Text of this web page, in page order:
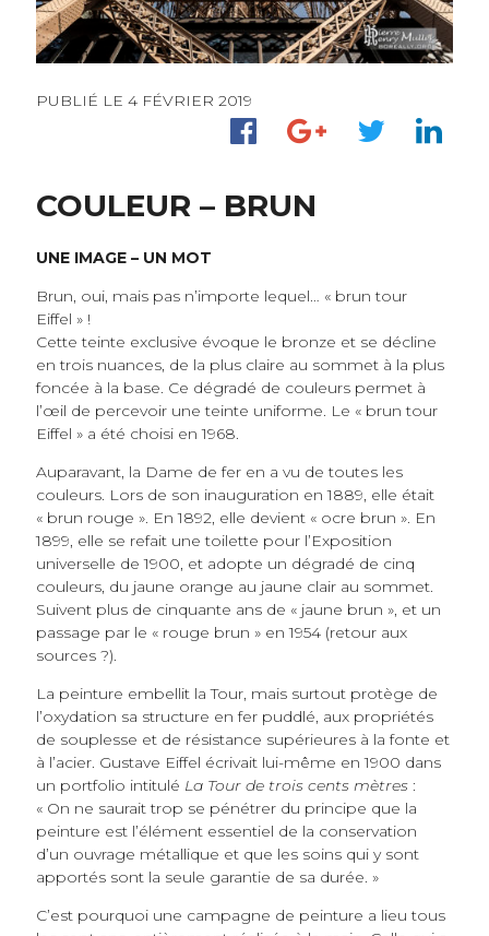
PUBLIÉ LE 4 FÉVRIER 2019
COULEUR – BRUN
UNE IMAGE – UN MOT
Brun, oui, mais pas n’importe lequel… « brun tour
Eiffel » !
Cette teinte exclusive évoque le bronze et se décline
en trois nuances, de la plus claire au sommet à la plus
foncée à la base. Ce dégradé de couleurs permet à
l’œil de percevoir une teinte uniforme. Le « brun tour
Eiffel » a été choisi en 1968.
Auparavant, la Dame de fer en a vu de toutes les
couleurs. Lors de son inauguration en 1889, elle était
« brun rouge ». En 1892, elle devient « ocre brun ». En
1899, elle se refait une toilette pour l’Exposition
universelle de 1900, et adopte un dégradé de cinq
couleurs, du jaune orange au jaune clair au sommet.
Suivent plus de cinquante ans de « jaune brun », et un
passage par le « rouge brun » en 1954 (retour aux
sources ?).
La peinture embellit la Tour, mais surtout protège de
l’oxydation sa structure en fer puddlé, aux propriétés
de souplesse et de résistance supérieures à la fonte et
à l’acier. Gustave Eiffel écrivait lui-même en 1900 dans
un portfolio intitulé La Tour de trois cents mètres:
« On ne saurait trop se pénétrer du principe que la
peinture est l’élément essentiel de la conservation
d’un ouvrage métallique et que les soins qui y sont
apportés sont la seule garantie de sa durée. »
C’est pourquoi une campagne de peinture a lieu tous